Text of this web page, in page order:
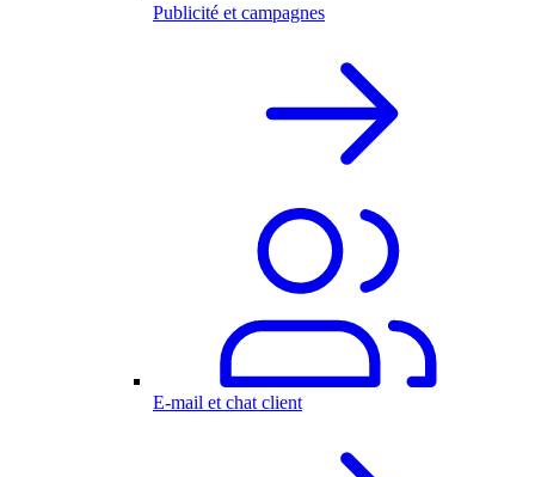
Publicité et campagnes
E-mail et chat client